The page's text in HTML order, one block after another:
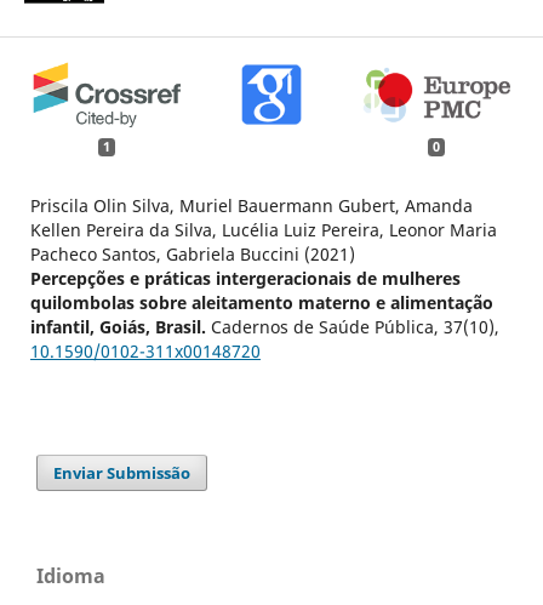
1 0
Priscila Olin Silva, Muriel Bauermann Gubert, Amanda
Kellen Pereira da Silva, Lucélia Luiz Pereira, Leonor Maria
Pacheco Santos, Gabriela Buccini (2021)
Percepções e práticas intergeracionais de mulheres
quilombolas sobre aleitamento materno e alimentação
infantil, Goiás, Brasil. Cadernos de Saúde Pública, 37(10),
10.1590/0102-311x00148720
Enviar Submissão
Idioma